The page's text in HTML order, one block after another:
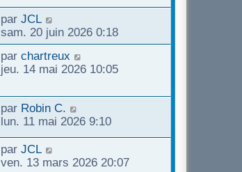
par JCL
sam. 20 juin 2026 0:18
par chartreux
jeu. 14 mai 2026 10:05
par Robin C.
lun. 11 mai 2026 9:10
par JCL
ven. 13 mars 2026 20:07